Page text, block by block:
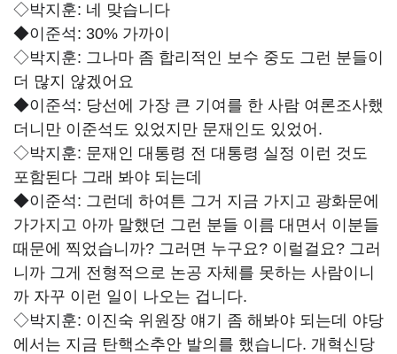
◇박지훈: 네 맞습니다
◆이준석: 30% 가까이
◇박지훈: 그나마 좀 합리적인 보수 중도 그런 분들이
더 많지 않겠어요
◆이준석: 당선에 가장 큰 기여를 한 사람 여론조사했
더니만 이준석도 있었지만 문재인도 있었어.
◇박지훈: 문재인 대통령 전 대통령 실정 이런 것도
포함된다 그래 봐야 되는데
◆이준석: 그런데 하여튼 그거 지금 가지고 광화문에
가가지고 아까 말했던 그런 분들 이름 대면서 이분들
때문에 찍었습니까? 그러면 누구요? 이럴걸요? 그러
니까 그게 전형적으로 논공 자체를 못하는 사람이니
까 자꾸 이런 일이 나오는 겁니다.
◇박지훈: 이진숙 위원장 얘기 좀 해봐야 되는데 야당
에서는 지금 탄핵소추안 발의를 했습니다. 개혁신당